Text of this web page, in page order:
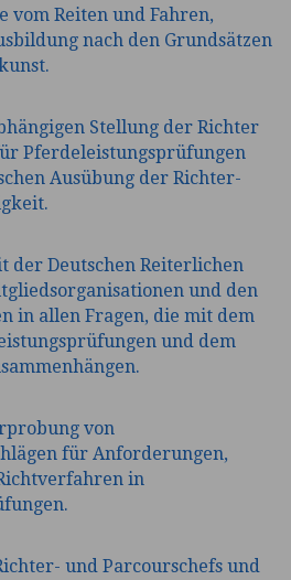
vom Reiten und Fahren,
nach den Grundsätzen
Stellung der Richter
Pferdeleistungsprüfungen
Ausübung der Richter-
der Deutschen Reiterlichen
und den
in allen Fragen, die mit dem
und dem
von
für Anforderungen,
in
und Parcourschefs und